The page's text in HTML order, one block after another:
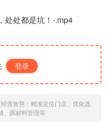
处处都是坑！-.mp4
登录
营智慧：精准定位门店、优化选
、原材料管理等